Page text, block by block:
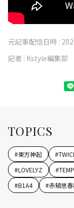
元記事配信日時 :
記者 : Kstyle編集部
TOPICS
#東方神起 #
#LOVELYZ #
#B1A4 #赤頬思